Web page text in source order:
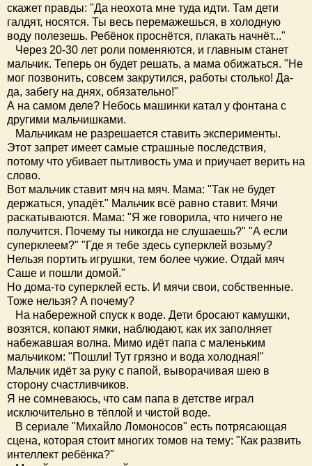
скажет правды: "Да неохота мне туда идти. Там дети
галдят, носятся. Ты весь перемажешься, в холодную
воду полезешь. Ребёнок проснётся, плакать начнёт..."
Через 20-30 лет роли поменяются, и главным станет
мальчик. Теперь он будет решать, а мама обижаться. "Не
мог позвонить, совсем закрутился, работы столько! Да-
да, забегу на днях, обязательно!"
А на самом деле? Небось машинки катал у фонтана с
другими мальчишками.
Мальчикам не разрешается ставить эксперименты.
Этот запрет имеет самые страшные последствия,
потому что убивает пытливость ума и приучает верить на
слово.
Вот мальчик ставит мяч на мяч. Мама: "Так не будет
держаться, упадёт." Мальчик всё равно ставит. Мячи
раскатываются. Мама: "Я же говорила, что ничего не
получится. Почему ты никогда не слушаешь?" "А если
суперклеем?" "Где я тебе здесь суперклей возьму?
Нельзя портить игрушки, тем более чужие. Отдай мяч
Саше и пошли домой."
Но дома-то суперклей есть. И мячи свои, собственные.
Тоже нельзя? А почему?
На набережной спуск к воде. Дети бросают камушки,
возятся, копают ямки, наблюдают, как их заполняет
набежавшая волна. Мимо идёт папа с маленьким
мальчиком: "Пошли! Тут грязно и вода холодная!"
Мальчик идёт за руку с папой, выворачивая шею в
сторону счастливчиков.
Я не сомневаюсь, что сам папа в детстве играл
исключительно в тёплой и чистой воде.
В сериале "Михайло Ломоносов" есть потрясающая
сцена, которая стоит многих томов на тему: "Как развить
интеллект ребёнка?"